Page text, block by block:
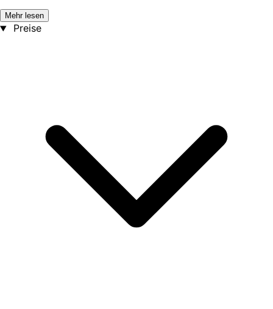
Mehr lesen
Preise